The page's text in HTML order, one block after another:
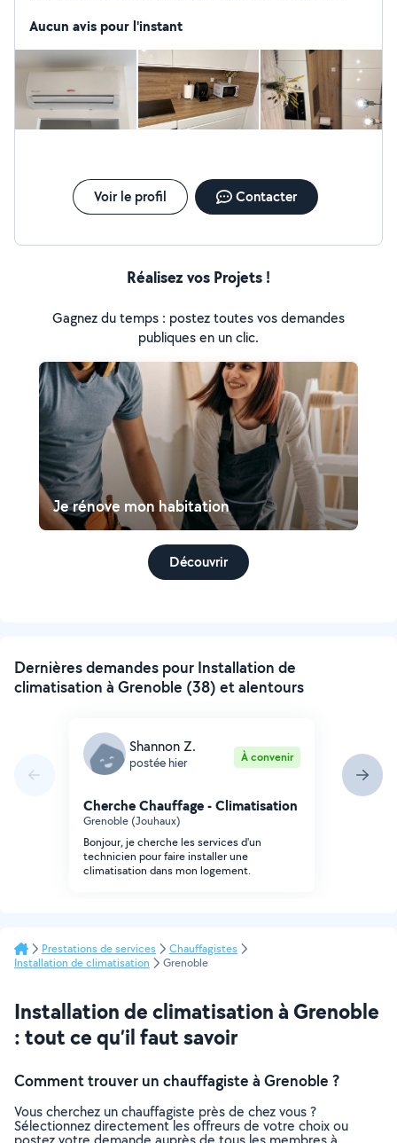
Dépannage Promotion possible sur les clim (clim neuve)
Aucun avis pour l'instant
Voir le profil Contacter
Réalisez vos Projets !
Gagnez du temps : postez toutes vos demandes
publiques en un clic.
Je rénove mon habitation
Découvrir
Dernières demandes pour Installation de
climatisation à Grenoble (38) et alentours
Shannon Z.
postée hier À convenir
Cherche Chauffage - Climatisation
Grenoble (Jouhaux)
Bonjour, je cherche les services d'un
technicien pour faire installer une
climatisation dans mon logement.
Prestations de services
Chauffagistes
Installation de climatisation
Grenoble
Installation de climatisation à Grenoble
: tout ce qu’il faut savoir
Comment trouver un chauffagiste à Grenoble ?
Vous cherchez un chauffagiste près de chez vous ?
Sélectionnez directement les offreurs de votre choix ou